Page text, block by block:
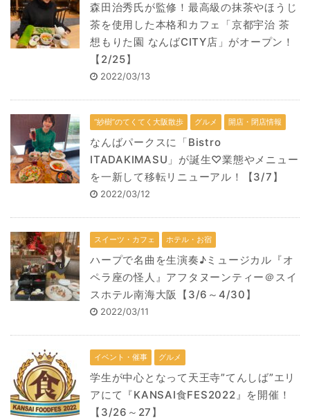
森田治秀氏が監修！最高級の抹茶やほうじ
茶を使用した本格和カフェ「京都宇治 茶
想もりた園 なんばCITY店」がオープン！
【2/25】
2022/03/13
“紗樹”のてくてく大阪散歩 グルメ 開店・閉店情報
なんばパークスに「Bistro
ITADAKIMASU」が誕生♡業態やメニュー
を一新して移転リニューアル！【3/7】
2022/03/12
スイーツ・カフェ ホテル・お宿
ハープで名曲を生演奏♪ミュージカル『オ
ペラ座の怪人』アフタヌーンティー＠スイ
スホテル南海大阪【3/6～4/30】
2022/03/11
イベント・催事 グルメ
学生が中心となって天王寺”てんしば”エリ
アにて『KANSAI食FES2022』を開催！
【3/26～27】